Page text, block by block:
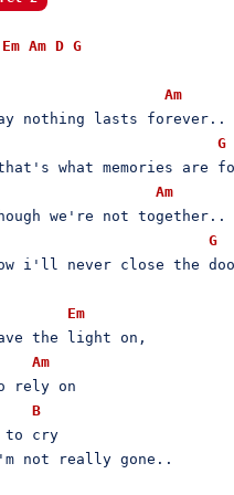
Em Am D G
Am
G
Am
G
i'll never close the
Em
the light on,
Am
rely on
B
to cry
not really gone..